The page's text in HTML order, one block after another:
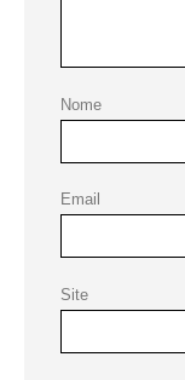
Nome
Email
Site